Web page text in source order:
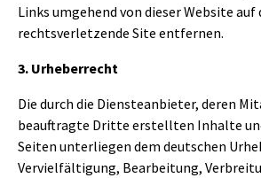
Links umgehend von dieser Website auf
rechtsverletzende Site entfernen.
3. Urheberrecht
Die durch die Diensteanbieter, deren
beauftragte Dritte erstellten Inhalte
Seiten unterliegen dem deutschen
Vervielfältigung, Bearbeitung,